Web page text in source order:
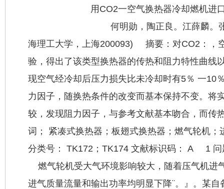
用CO2一空气换热器冷却燃机进口空
何明勋，陶正良。江
海理工大学，上海200093) 摘要：对CO2：，
验，得出了该类型换热器的传热和阻力特性曲线
现空气经冷却后压力损失比未冷却时有5％ 一10
力因子，随换热条件的改变而基本保持不变。将
较，发现阻力因子，与参考文献基本吻合，而
词； 紧凑式换热器 ；板翅式换热器；燃气轮机
分类号： TK172；TK174 文献标识码： A 1 问
燃气轮机受大气环境影响较大，随着压气机进
进气质量流量和输出功率均明显下降¨。』。某